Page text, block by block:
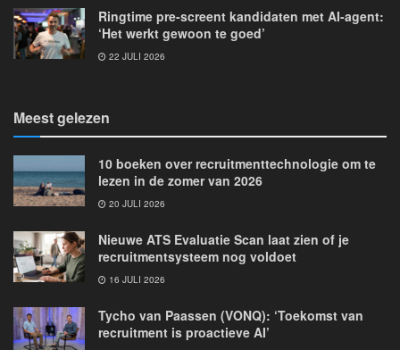
Ringtime pre-screent kandidaten met AI-agent:
‘Het werkt gewoon te goed’
22 JULI 2026
Meest gelezen
10 boeken over recruitmenttechnologie om te
lezen in de zomer van 2026
20 JULI 2026
Nieuwe ATS Evaluatie Scan laat zien of je
recruitmentsysteem nog voldoet
16 JULI 2026
Tycho van Paassen (VONQ): ‘Toekomst van
recruitment is proactieve AI’